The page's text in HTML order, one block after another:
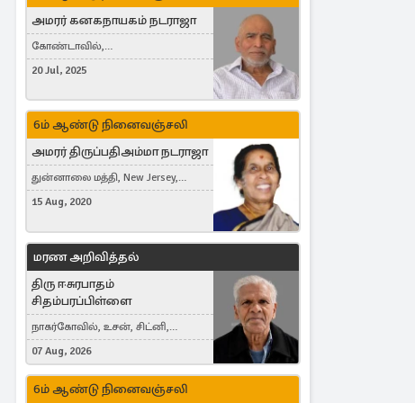
அமரர் கனகநாயகம் நடராஜா
கோண்டாவில்,
புன்னாலைக்கட்டுவன், சவுதி
Germany, Brampton, Canada
20 Jul, 2025
6ம் ஆண்டு நினைவஞ்சலி
அமரர் திருப்பதிஅம்மா நடராஜா
துன்னாலை மத்தி, New Jersey,
United States, Toronto, Canada
15 Aug, 2020
மரண அறிவித்தல்
திரு ஈசுரபாதம்
சிதம்பரப்பிள்ளை
நாகர்கோவில், உசன், சிட்னி,
Australia
07 Aug, 2026
6ம் ஆண்டு நினைவஞ்சலி